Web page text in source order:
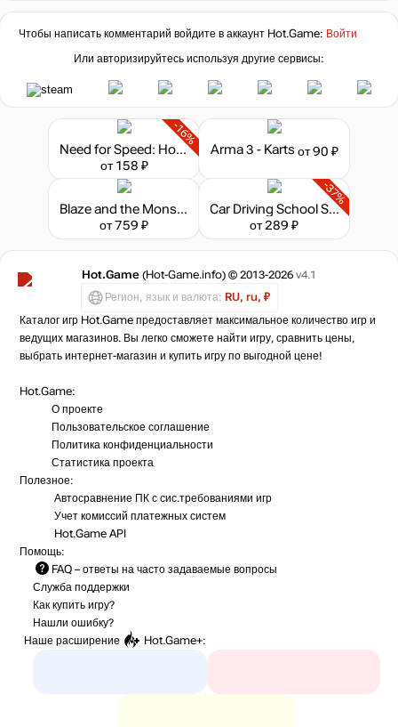
Чтобы написать комментарий войдите в аккаунт Hot.Game: Войти
Или авторизируйтесь используя другие сервисы:
-16%
Need for Speed: Hot Pursuit Remastered
от 158 ₽
Arma 3 - Kartsот 90 ₽
Blaze and the Monster Machines: Axle City Racers
от 759 ₽
-37%
Car Driving School Simulator
от 289 ₽
Hot.Game (Hot-Game.info) © 2013-2026 v4.1
Регион, язык и валюта: RU, ru, ₽
Каталог игр Hot.Game предоставляет максимальное количество игр и
ведущих магазинов. Вы легко сможете найти игру, сравнить цены,
выбрать интернет-магазин и купить игру по выгодной цене!
Hot.Game:
О проекте
Пользовательское соглашение
Политика конфиденциальности
Статистика проекта
Полезное:
Автосравнение ПК с сис.требованиями игр
Учет комиссий платежных систем
Hot.Game API
Помощь:
FAQ – ответы на часто задаваемые вопросы
Служба поддержки
Как купить игру?
Нашли ошибку?
Наше расширение
Hot.Game+: